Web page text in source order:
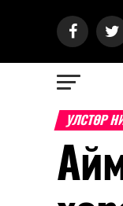
УЛСТӨР